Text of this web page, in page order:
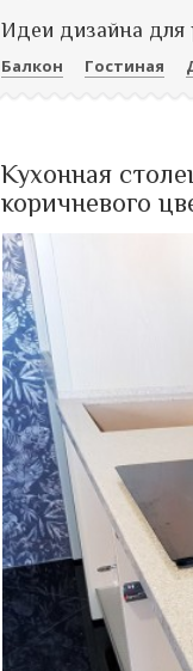
Идеи дизайна для
Балкон Гостиная
Кухонная
коричневого